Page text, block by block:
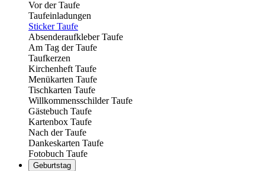
Vor der Taufe
Taufeinladungen
Sticker Taufe
Absenderaufkleber Taufe
Am Tag der Taufe
Taufkerzen
Kirchenheft Taufe
Menükarten Taufe
Tischkarten Taufe
Willkommensschilder Taufe
Gästebuch Taufe
Kartenbox Taufe
Nach der Taufe
Dankeskarten Taufe
Fotobuch Taufe
Geburtstag